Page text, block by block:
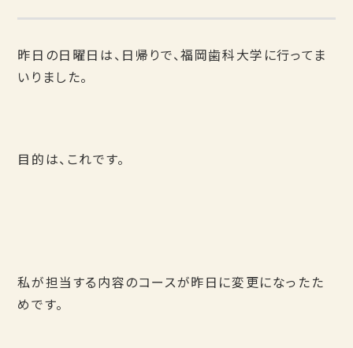
昨日の日曜日は、日帰りで、福岡歯科大学に行ってま
いりました。
目的は、これです。
私が担当する内容のコースが昨日に変更になったた
めです。